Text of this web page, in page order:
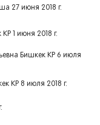
27 июня 2018 г.
1 июня 2018 г.
Бишкек КР 6 июля
КР 8 июля 2018 г.